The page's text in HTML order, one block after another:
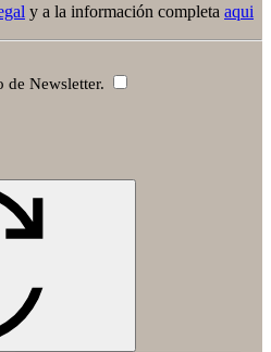
y a la información completa aqui
de Newsletter.